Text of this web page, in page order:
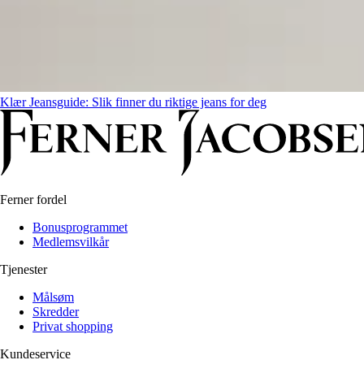
Klær Jeansguide: Slik finner du riktige jeans for deg
Ferner fordel
Bonusprogrammet
Medlemsvilkår
Tjenester
Målsøm
Skredder
Privat shopping
Kundeservice